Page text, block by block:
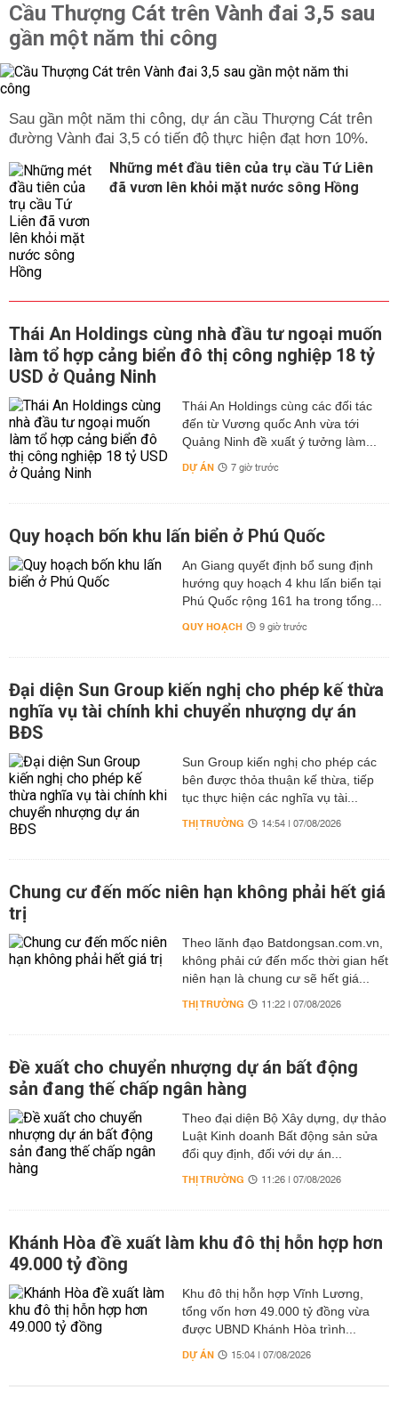
Cầu Thượng Cát trên Vành đai 3,5 sau
gần một năm thi công
Sau gần một năm thi công, dự án cầu Thượng Cát trên
đường Vành đai 3,5 có tiến độ thực hiện đạt hơn 10%.
Những mét đầu tiên của trụ cầu Tứ Liên
đã vươn lên khỏi mặt nước sông Hồng
Thái An Holdings cùng nhà đầu tư ngoại muốn
làm tổ hợp cảng biển đô thị công nghiệp 18 tỷ
USD ở Quảng Ninh
Thái An Holdings cùng các đối tác
đến từ Vương quốc Anh vừa tới
Quảng Ninh đề xuất ý tưởng làm...
DỰ ÁN 7 giờ trước
Quy hoạch bốn khu lấn biển ở Phú Quốc
An Giang quyết định bổ sung định
hướng quy hoạch 4 khu lấn biển tại
Phú Quốc rộng 161 ha trong tổng...
QUY HOẠCH 9 giờ trước
Đại diện Sun Group kiến nghị cho phép kế thừa
nghĩa vụ tài chính khi chuyển nhượng dự án
BĐS
Sun Group kiến nghị cho phép các
bên được thỏa thuận kế thừa, tiếp
tục thực hiện các nghĩa vụ tài...
THỊ TRƯỜNG 14:54 | 07/08/2026
Chung cư đến mốc niên hạn không phải hết giá
trị
Theo lãnh đạo Batdongsan.com.vn,
không phải cứ đến mốc thời gian hết
niên hạn là chung cư sẽ hết giá...
THỊ TRƯỜNG 11:22 | 07/08/2026
Đề xuất cho chuyển nhượng dự án bất động
sản đang thế chấp ngân hàng
Theo đại diện Bộ Xây dựng, dự thảo
Luật Kinh doanh Bất động sản sửa
đổi quy định, đối với dự án...
THỊ TRƯỜNG 11:26 | 07/08/2026
Khánh Hòa đề xuất làm khu đô thị hỗn hợp hơn
49.000 tỷ đồng
Khu đô thị hỗn hợp Vĩnh Lương,
tổng vốn hơn 49.000 tỷ đồng vừa
được UBND Khánh Hòa trình...
DỰ ÁN 15:04 | 07/08/2026